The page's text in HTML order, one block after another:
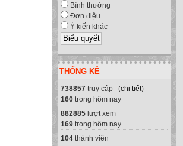
Bình thường
Đơn điệu
Ý kiến khác
THỐNG KÊ
738857 truy cập (chi tiết)
160 trong hôm nay
882885 lượt xem
169 trong hôm nay
104 thành viên